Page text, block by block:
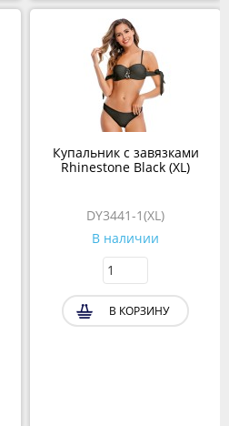
Купальник с завязками
Rhinestone Black (XL)
DY3441-1(XL)
В наличии
В КОРЗИНУ